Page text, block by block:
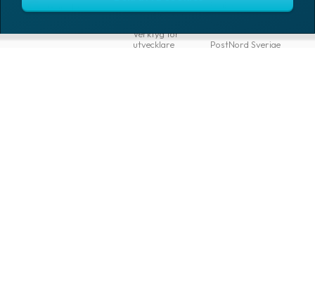
Integrationer
Verktyg för
utvecklare
PostNord Sverige